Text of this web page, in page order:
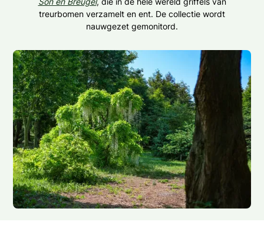
treurbomen verzamelt en ent. De collectie wordt
nauwgezet gemonitord.